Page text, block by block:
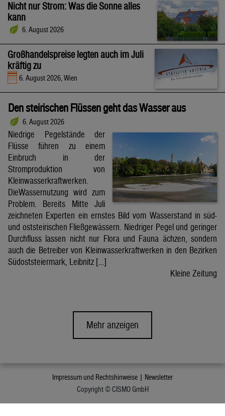
Nicht nur Strom: Was die Sonne alles
kann
6. August 2026
Großhandelspreise legten auch im Juli
kräftig zu
6. August 2026, Wien
Den steirischen Flüssen geht das Wasser aus
6. August 2026
Niedrige Pegelstände der
Flüsse führen zu einem
Einbruch in der
Stromproduktion von
Kleinwasserkraftwerken.
DieWassernutzung wird zum
Problem. Bereits Mitte Juli
zeichneten Experten ein ernstes Bild vom Wasserstand in süd-
und oststeirischen Fließgewässern. Niedriger Pegel und geringer
Durchfluss lassen nicht nur Flora und Fauna ächzen, sondern
auch die Betreiber von Kleinwasserkraftwerken in den Bezirken
Südoststeiermark, Leibnitz […]
Kleine Zeitung
Mehr anzeigen
Impressum und Rechtshinweise | Newsletter
Copyright © CISMO GmbH